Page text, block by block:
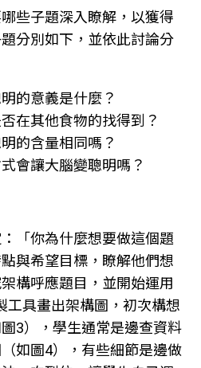
些子題深入瞭解，以獲得
分別如下，並依此討論分
的意義是什麼？
在其他食物的找得到？
的含量相同嗎？
會讓大腦變聰明嗎？
「你為什麼想要做這個題
與希望目標，瞭解他們想
構呼應題目，並開始運用
工具畫出架構圖，初次構想
3），學生通常是邊查資料
如圖4），有些細節是邊做